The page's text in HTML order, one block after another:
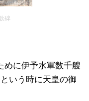
碑
めに伊予水軍数千艘
いう時に天皇の御